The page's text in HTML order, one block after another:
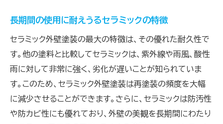
長期間の使用に耐えうるセラミックの特徴
セラミック外壁塗装の最大の特徴は、その優れた耐久性で
す。他の塗料と比較してセラミックは、紫外線や雨風、酸性
雨に対して非常に強く、劣化が遅いことが知られていま
す。このため、セラミック外壁塗装は再塗装の頻度を大幅
に減少させることができます。さらに、セラミックは防汚性
や防カビ性にも優れており、外壁の美観を長期間にわたり